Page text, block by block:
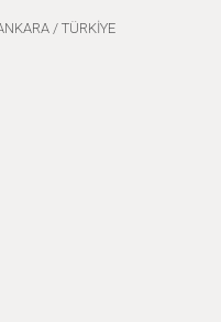
/ TÜRKİYE